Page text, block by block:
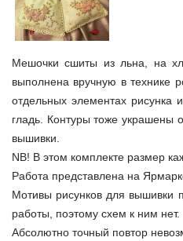
Мешочки сшиты из льна, на
выполнена вручную в технике
отдельных элементах рисунка
гладь. Контуры тоже украшены
вышивки.
NB! В этом комплекте размер
Работа представлена на
Мотивы рисунков для вышивки
работы, поэтому схем к ним нет.
Абсолютно точный повтор